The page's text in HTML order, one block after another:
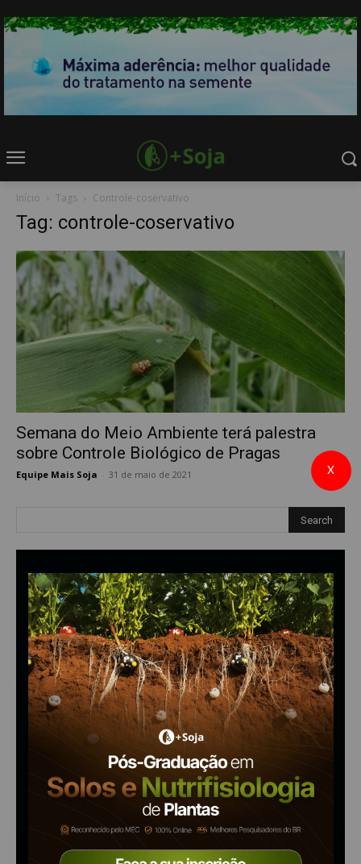
Início Tags Controle-coservativo
Tag: controle-coservativo
Semana do Meio Ambiente terá palestra
sobre Controle Biológico de Pragas
Equipe Mais Soja 31 de maio de 2021 X